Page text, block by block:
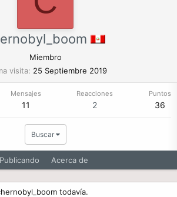
Miembro
visita 25 Septiembre 2019
Mensajes
11
Reacciones
2
Puntos
36
Buscar
Publicando Acerca de
todavía.